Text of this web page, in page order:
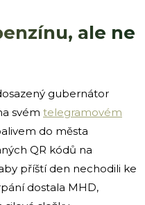
ale ne
gubernátor
svém telegramovém
do města
QR kódů na
příští den nechodili ke
dostala MHD,